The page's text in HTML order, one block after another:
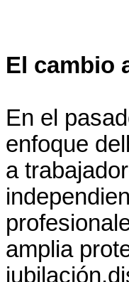
El cambio
En el
enfoque
a
amplia